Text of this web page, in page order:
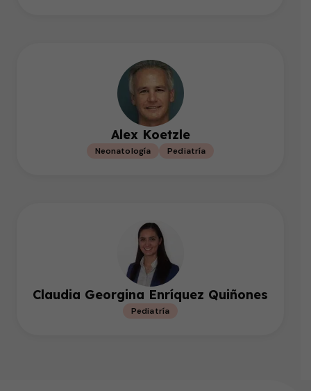
Alex Koetzle
Neonatología Pediatría
Claudia Georgina Enríquez Quiñones
Pediatría